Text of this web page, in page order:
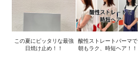
この夏にピッタリな最強
日焼け止め！！
酸性ストレートパーマで
朝もラク、時短ヘア！！